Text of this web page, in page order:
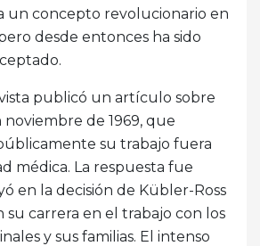
un concepto revolucionario en
desde entonces ha sido
publicó un artículo sobre
noviembre de 1969, que
su trabajo fuera
médica. La respuesta fue
en la decisión de Kübler-Ross
su carrera en el trabajo con los
y sus familias. El intenso